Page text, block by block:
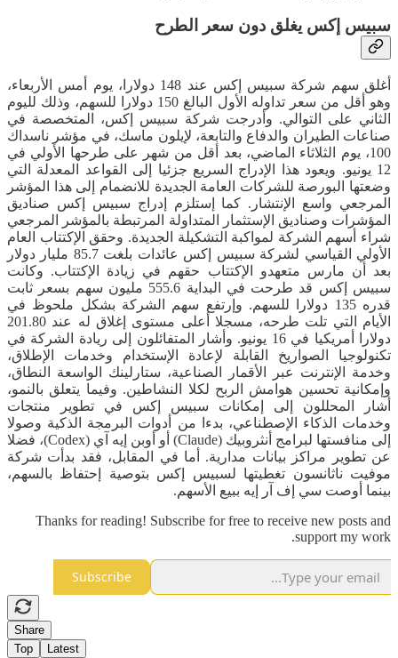
سبيس إكس يغلق دون سعر الطرح
أغلق سهم شركة سبيس إكس عند 148 دولارا، يوم أمس الأربعاء،
وهو أقل من سعر تداوله الأول البالغ 150 دولارا للسهم، وذلك لليوم
الثاني على التوالي. وأدرجت شركة سبيس إكس، المتخصصة في
صناعات الطيران والدفاع والتابعة، لإيلون ماسك، في مؤشر ناسداك
100، يوم الثلاثاء الماضي، بعد أقل من شهر على طرحها الأولي في
12 يونيو. ويعود هذا الإدراج السريع جزئيا إلى القواعد المعدلة التي
وضعتها البورصة للشركات العامة الجديدة للانضمام إلى هذا المؤشر
المرجعي واسع الإنتشار. كما إستلزم إدراج سبيس إكس صناديق
المؤشرات وصناديق الإستثمار المتداولة المرتبطة بالمؤشر المرجعي
شراء أسهم الشركة لمواكبة التشكيلة الجديدة. وحقق الإكتتاب العام
الأولي القياسي لشركة سبيس إكس عائدات بلغت 85.7 مليار دولار
بعد أن مارس متعهدو الإكتتاب حقهم في زيادة الإكتتاب. وكانت
سبيس إكس قد طرحت في البداية 555.6 مليون سهم بسعر ثابت
قدره 135 دولارا للسهم. وإرتفع سهم الشركة بشكل ملحوظ في
الأيام التي تلت طرحه، مسجلا أعلى مستوى إغلاق له عند 201.80
دولارا أمريكيا في 16 يونيو. وأشار المتفائلون إلى ريادة الشركة في
تكنولوجيا الصواريخ القابلة لإعادة الإستخدام وخدمات الإطلاق،
وخدمة الإنترنت عبر الأقمار الصناعية، ستارلينك الواسعة النطاق،
وإمكانية تحسين هوامش الربح لكلا النشاطين. وفيما يتعلق بالنمو،
أشار المحللون إلى إمكانات سبيس إكس في تطوير منتجات
وخدمات الذكاء الإصطناعي، بدءا من أدوات البرمجة الذكية وصولا
إلى منافستها لبرامج أنثروبيك (Claude) أو أوبن إيه آي (Codex)، فضلا
عن تطوير مراكز بيانات مدارية. أما في المقابل، فقد بدأت شركة
موفيت ناثانسون تغطيتها لسبيس إكس بتوصية إحتفاظ بالسهم،
بينما أوصت سي إف آر إيه ببيع الأسهم.
Thanks for reading! Subscribe for free to receive new posts and
support my work.
Subscribe
Share
Top
Latest